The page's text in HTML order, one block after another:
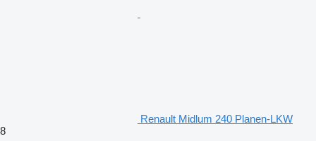
Renault Midlum 240 Planen-LKW
8